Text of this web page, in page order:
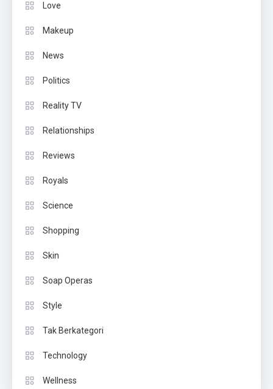
Love
Makeup
News
Politics
Reality TV
Relationships
Reviews
Royals
Science
Shopping
Skin
Soap Operas
Style
Tak Berkategori
Technology
Wellness